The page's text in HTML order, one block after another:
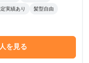
実績あり 髪型自由
を見る